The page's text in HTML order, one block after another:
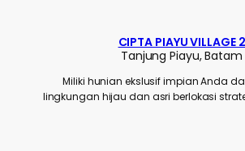
CIPTA PIAYU VILLAGE 2
Tanjung Piayu, Batam
Miliki hunian ekslusif impian Anda
lingkungan hijau dan asri berlokasi